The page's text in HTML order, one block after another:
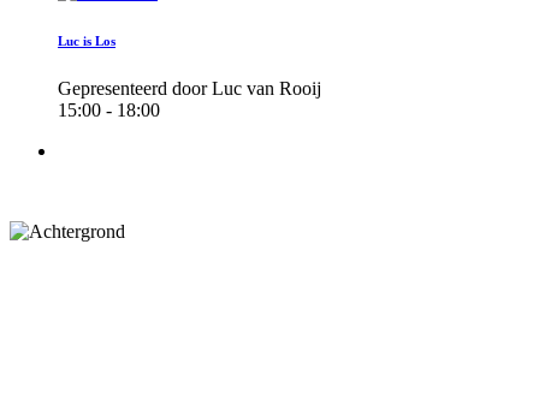
Luc is Los
Gepresenteerd door Luc van Rooij
15:00 - 18:00